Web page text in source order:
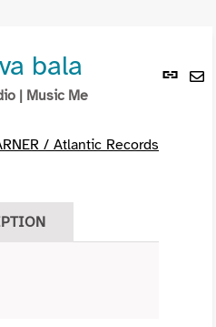
Lien
bala
| Music Me
/ Atlantic Records